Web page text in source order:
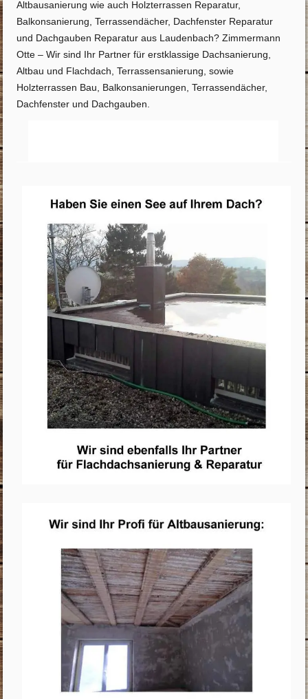
Altbausanierung wie auch Holzterrassen Reparatur,
Balkonsanierung, Terrassendächer, Dachfenster Reparatur
und Dachgauben Reparatur aus Laudenbach? Zimmermann
Otte – Wir sind Ihr Partner für erstklassige Dachsanierung,
Altbau und Flachdach, Terrassensanierung, sowie
Holzterrassen Bau, Balkonsanierungen, Terrassendächer,
Dachfenster und Dachgauben.